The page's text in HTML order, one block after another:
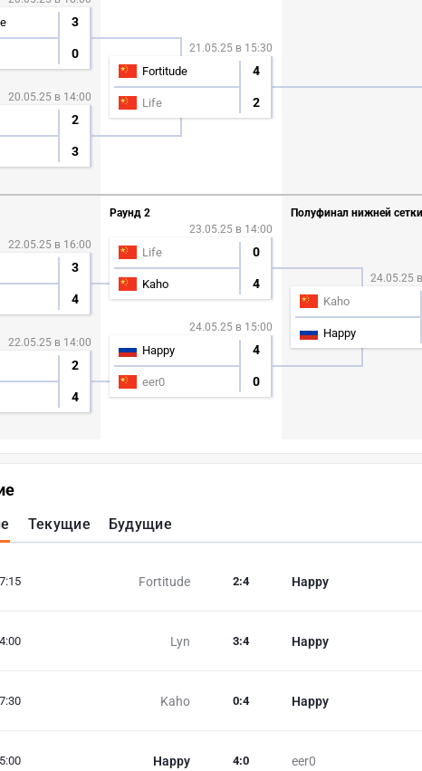
3
0
20.05.25 в 14:00
2
3
21.05.25 в 15:30
Fortitude 4
Life 2
22.05.25 в 16:00
3
4
22.05.25 в 14:00
2
4
Раунд 2
23.05.25 в 14:00
Life 0
Kaho 4
24.05.25 в 15:00
Happy 4
eer0 0
Полуфинал нижней сетки
24.05.25
Kaho
Happy
Текущие Будущие
Fortitude Happy
2:4
Lyn Happy
3:4
Kaho Happy
0:4
Happy eer0
4:0